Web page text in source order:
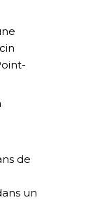
de
un